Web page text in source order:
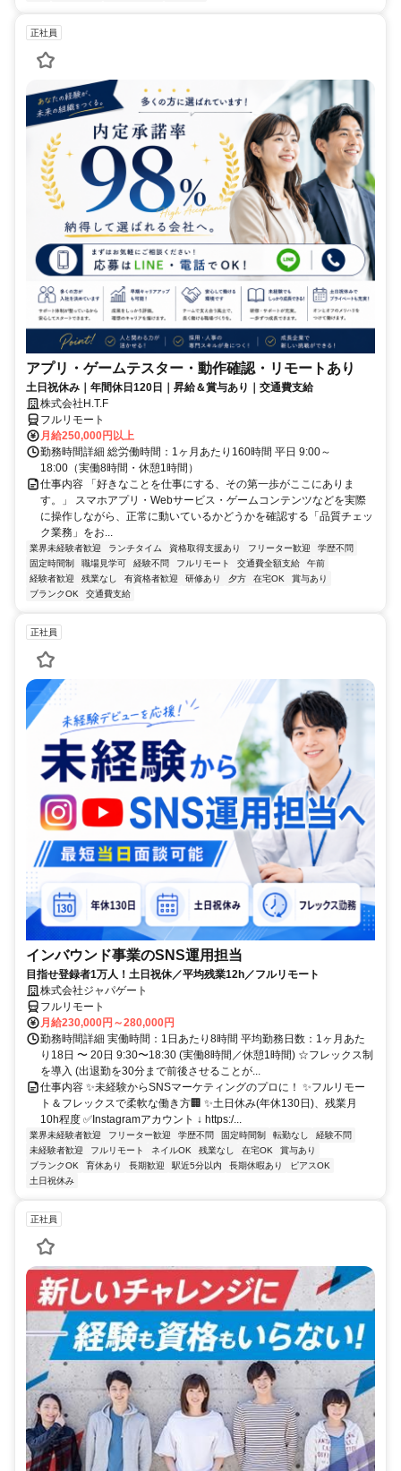
正社員
アプリ・ゲームテスター・動作確認・リモートあり
土日祝休み｜年間休日120日｜昇給＆賞与あり｜交通費支給
株式会社H.T.F
フルリモート
月給250,000円以上
勤務時間詳細 総労働時間：1ヶ月あたり160時間 平日 9:00～
18:00（実働8時間・休憩1時間）
仕事内容 「好きなことを仕事にする、その第一歩がここにありま
す。」 スマホアプリ・Webサービス・ゲームコンテンツなどを実際
に操作しながら、正常に動いているかどうかを確認する「品質チェッ
ク業務」をお...
業界未経験者歓迎 ランチタイム 資格取得支援あり フリーター歓迎
学歴不問
固定時間制
職場見学可 経験不問 フルリモート 交通費全額支給
午前
経験者歓迎
残業なし 有資格者歓迎 研修あり 夕方 在宅OK
賞与あり
ブランクOK
交通費支給
正社員
インバウンド事業のSNS運用担当
目指せ登録者1万人！土日祝休／平均残業12h／フルリモート
株式会社ジャパゲート
フルリモート
月給230,000円～280,000円
勤務時間詳細 実働時間：1日あたり8時間 平均勤務日数：1ヶ月あた
り18日 〜 20日 9:30〜18:30 (実働8時間／休憩1時間) ☆フレックス制
を導入 (出退勤を30分まで前後させることが...
仕事内容 ✨未経験からSNSマーケティングのプロに！ ✨フルリモー
ト＆フレックスで柔軟な働き方🏢 ✨土日休み(年休130日)、残業月
10h程度 ✅Instagramアカウント ↓ https:/...
業界未経験者歓迎 フリーター歓迎 学歴不問 固定時間制 転勤なし
経験不問
未経験者歓迎
フルリモート ネイルOK 残業なし 在宅OK
賞与あり
ブランクOK
育休あり 長期歓迎 駅近5分以内 長期休暇あり
ピアスOK
土日祝休み
正社員